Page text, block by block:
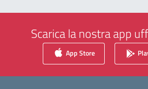
Scarica la nostra app
App Store